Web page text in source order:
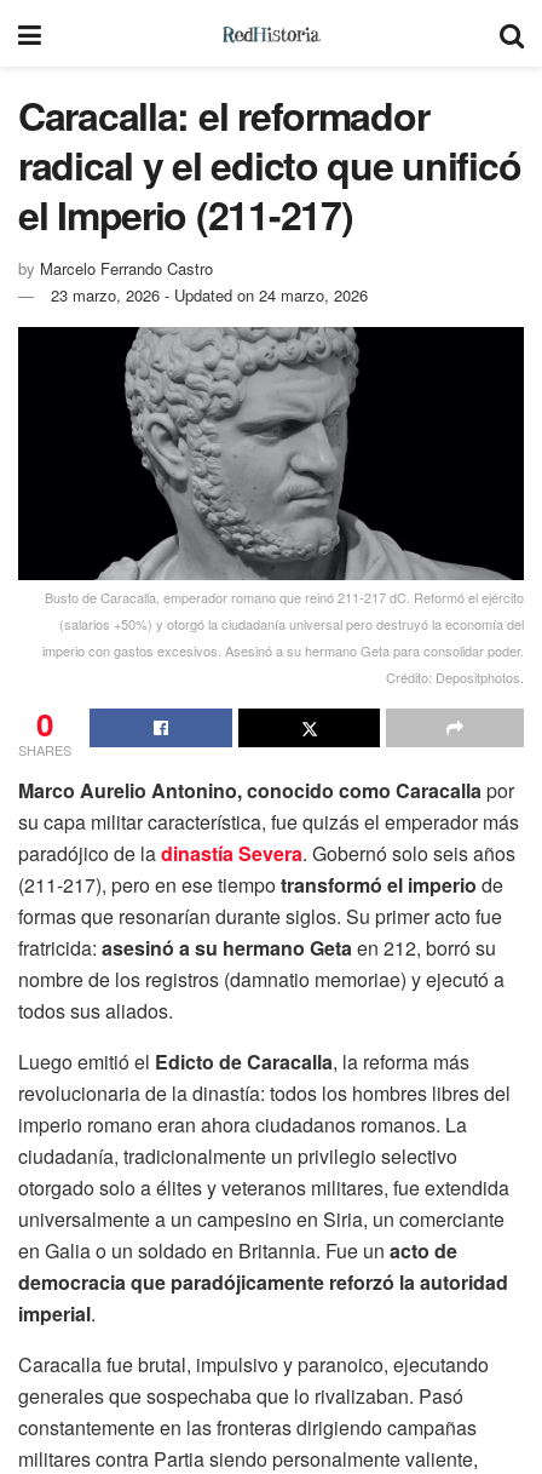
Caracalla: el reformador
radical y el edicto que unificó
el Imperio (211-217)
by Marcelo Ferrando Castro
23 marzo, 2026 - Updated on 24 marzo, 2026
Busto de Caracalla, emperador romano que reinó 211-217 dC. Reformó el ejército
(salarios +50%) y otorgó la ciudadanía universal pero destruyó la economía del
imperio con gastos excesivos. Asesinó a su hermano Geta para consolidar poder.
Crédito: Depositphotos.
0
SHARES
Marco Aurelio Antonino, conocido como Caracallapor
su capa militar característica, fue quizás el emperador más
paradójico de ladinastía Severa. Gobernó solo seis años
(211-217), pero en ese tiempotransformó el imperio de
formas que resonarían durante siglos. Su primer acto fue
fratricida: asesinó a su hermano Getaen 212, borró su
nombre de los registros (damnatio memoriae) y ejecutó a
todos sus aliados.
Luego emitió el Edicto de Caracalla, la reforma más
revolucionaria de la dinastía: todos los hombres libres del
imperio romano eran ahora ciudadanos romanos. La
ciudadanía, tradicionalmente un privilegio selectivo
otorgado solo a élites y veteranos militares, fue extendida
universalmente a un campesino en Siria, un comerciante
en Galia o un soldado en Britannia. Fue un acto de
democracia que paradójicamente reforzó la autoridad
imperial.
Caracalla fue brutal, impulsivo y paranoico, ejecutando
generales que sospechaba que lo rivalizaban. Pasó
constantemente en las fronteras dirigiendo campañas
militares contra Partia siendo personalmente valiente,